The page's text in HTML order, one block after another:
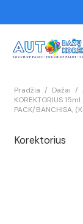
Pradžia / Dažai /
KOREKTORIUS
PACK/BANCHISA,
Korektorius